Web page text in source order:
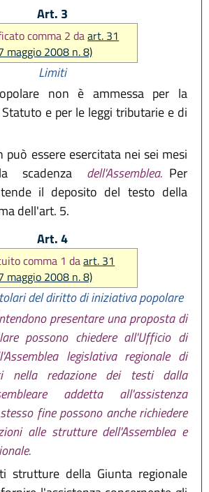
Art. 3
comma 2 daart. 31
maggio 2008 n. 8)
Limiti
non è ammessa per la
e per le leggi tributarie e di
può essere esercitata nei sei mesi
scadenza dell'Assemblea. Per
il deposito del testo della
dell'art. 5.
Art. 4
comma 1 daart. 31
maggio 2008 n. 8)
del diritto di iniziativa popolare
presentare una proposta di
possono chiedere all'Ufficio di
legislativa regionale di
nella redazione dei testi dalla
addetta all'assistenza
fine possono anche richiedere
alle strutture dell'Assemblea e
strutture della Giunta regionale